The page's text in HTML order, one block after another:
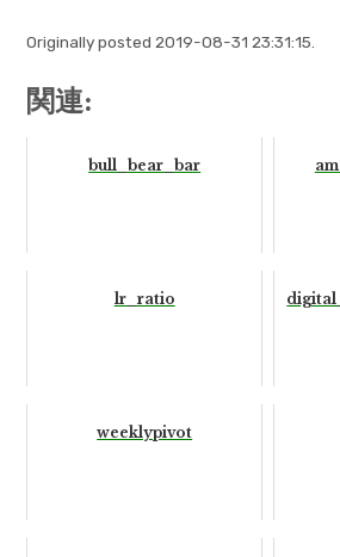
Originally posted 2019-08-31 23:31:15.
関連:
bull_bear_bar
lr_ratio
weeklypivot